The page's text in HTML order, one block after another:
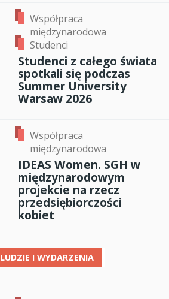
Współpraca
międzynarodowa
Studenci
Studenci z całego świata
spotkali się podczas
Summer University
Warsaw 2026
Współpraca
międzynarodowa
IDEAS Women. SGH w
międzynarodowym
projekcie na rzecz
przedsiębiorczości
kobiet
LUDZIE I WYDARZENIA